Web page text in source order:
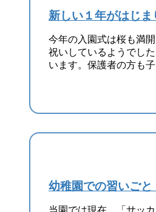
新しい１年がはじま
今年の入園式は桜も満
祝いしているようでし
います。保護者の方も
幼稚園での習いごと